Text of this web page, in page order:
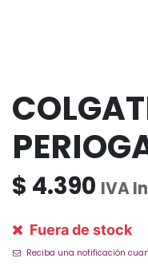
$ 4.390 IVA
Fuera de stock
Reciba una notificación